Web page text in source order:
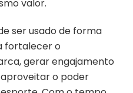
valor.
ser usado de forma
fortalecer o
gerar engajamento
o poder